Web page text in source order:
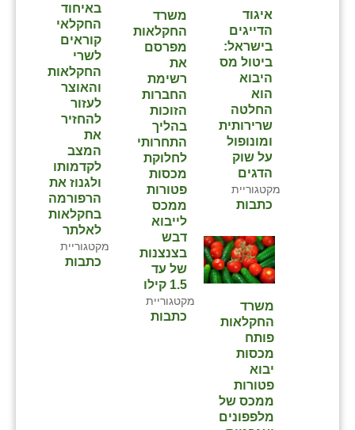
⁨באיחוד
החקלאי
קוראים
לשרי
החקלאות
והאוצר
לעזור
להחזיר
את
המצב
לקדמותו
ולגנוז את
הרפורמה
בחקלאות
לאלתר⁩
מקטגוריית
כתבות
משרד
החקלאות
מפרסם
את
רשימת
החברות
הזוכות
בהליך
התחרותי
לחלוקת
מכסות
פטורות
ממכס
לייבוא
דבש
בצנצנות
של עד
1.5 קילו
מקטגוריית
כתבות
איגוד
הדייגים
בישראל:
ביטול מס
היבוא
הוא
החלטה
שרירותית
ומונופול
על שוק
הדגים
מקטגוריית
כתבות
משרד
החקלאות
פותח
מכסות
יבוא
פטורות
ממכס של
מלפפונים
רמות השבים